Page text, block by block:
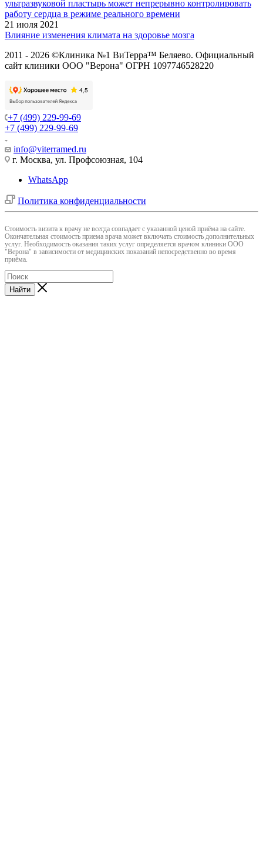
ультразвуковой пластырь может непрерывно контролировать
работу сердца в режиме реального времени
21 июля 2021
Влияние изменения климата на здоровье мозга
2011 - 2026 ©Клиника №1 ВиТерра™ Беляево. Официальный
сайт клиники ООО "Верона" ОГРН 1097746528220
+7 (499) 229-99-69
+7 (499) 229-99-69
info@viterramed.ru
г. Москва, ул. Профсоюзная, 104
WhatsApp
Политика конфиденциальности
Cтоимость визита к врачу не всегда совпадает с указанной ценой приёма на сайте.
Окончательная стоимость приема врача может включать стоимость дополнительных
услуг. Необходимость оказания таких услуг определяется врачом клиники ООО
"Верона" в зависимости от медицинских показаний непосредственно во время
приёма.
Найти